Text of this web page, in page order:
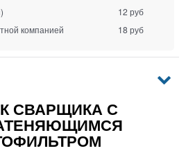
12 руб
компанией
18 руб
СВАРЩИКА С